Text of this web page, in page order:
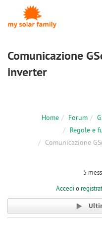
Salta al contenuto principale
Comunicazione
inverter
Home Forum
Regole e
Comunicazione
5
Accedio